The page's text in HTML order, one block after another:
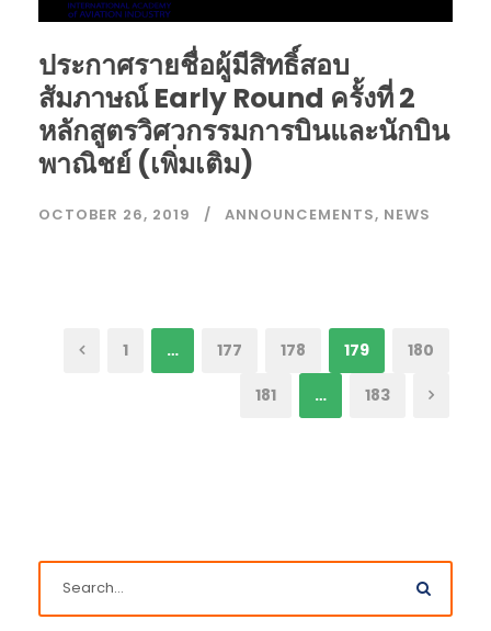
ประกาศรายชื่อผู้มีสิทธิ์สอบ
สัมภาษณ์ Early Round ครั้งที่ 2
หลักสูตรวิศวกรรมการบินและนักบิน
พาณิชย์ (เพิ่มเติม)
OCTOBER 26, 2019 ANNOUNCEMENTS, NEWS
1 … 177 178 179 180
181 … 183